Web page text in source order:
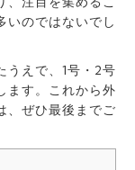
いのではないでし
うえで、1号・2号
ます。これから外
、ぜひ最後までご